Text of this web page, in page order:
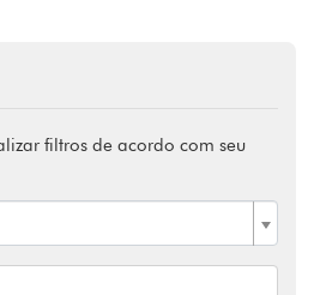
filtros de acordo com seu